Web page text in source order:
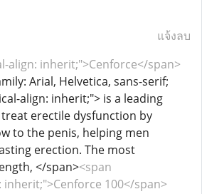
แจ้งลบ
align: inherit;">Cenforce</span>
Arial, Helvetica, sans-serif;
align: inherit;"> is a leading
erectile dysfunction by
to the penis, helping men
erection. The most
</span><span
100</span>